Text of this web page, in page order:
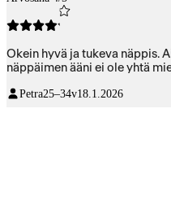
Okein hyvä ja tukeva näppis.
näppäimen ääni ei ole yhtä
Petra25–34v18.1.2026